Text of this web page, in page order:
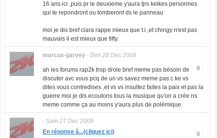
16 ans ici ,puis pr le deuxieme y'aura tjrs kelkes personnes
qui te repondront ou tomberont ds le panneau
moi je dis bref ciara rappe mieux que t.i ,et chingy n'est pas
mauvais il est mieux que fifty.
marcus-garvey- Dim 28 Dec 2008
0
ah les forums rap2k trop drole bref meme pas bésoin de
discuter avc vous pcq de un vs savez meme pas c ke vs
dites vous contredises ,et vs vs insultez faites la paix et pas la
guerre moi je dis ecoutons tous la musique qu'on a crée ns
meme comme ça au moins y'aura plus de polémique.
- Sam 27 Dec 2008
0
En réponse à...(cliquez ici)